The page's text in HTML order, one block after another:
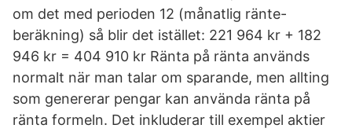
om det med perioden 12 (månatlig ränte-
beräkning) så blir det istället: 221 964 kr + 182
946 kr = 404 910 kr Ränta på ränta används
normalt när man talar om sparande, men allting
som genererar pengar kan använda ränta på
ränta formeln. Det inkluderar till exempel aktier